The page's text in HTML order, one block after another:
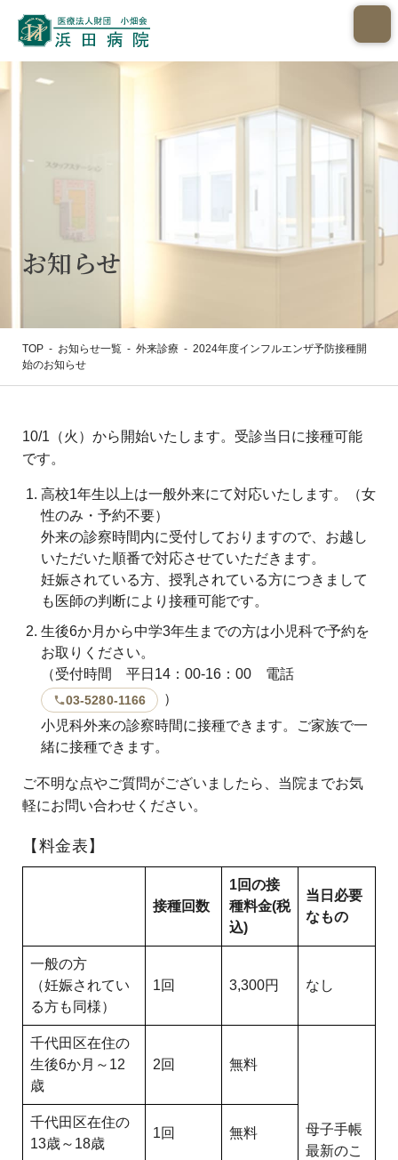
お知らせ
TOP - お知らせ一覧 - 外来診療 - 2024年度インフルエンザ予防接種開
始のお知らせ
10/1（火）から開始いたします。受診当日に接種可能
です。
高校1年生以上は一般外来にて対応いたします。（女
性のみ・予約不要）
外来の診察時間内に受付しておりますので、お越し
いただいた順番で対応させていただきます。
妊娠されている方、授乳されている方につきまして
も医師の判断により接種可能です。
生後6か月から中学3年生までの方は小児科で予約を
お取りください。
（受付時間 平日14：00-16：00 電話
03-5280-1166
）
小児科外来の診察時間に接種できます。ご家族で一
緒に接種できます。
ご不明な点やご質問がございましたら、当院までお気
軽にお問い合わせください。
【料金表】
接種回数
1回の接
種料金(税
込)
当日必要
なもの
一般の方
（妊娠されてい
る方も同様）
1回 3,300円 なし
千代田区在住の
生後6か月～12
歳
2回 無料
母子手帳
最新のこ
千代田区在住の
13歳～18歳
1回 無料